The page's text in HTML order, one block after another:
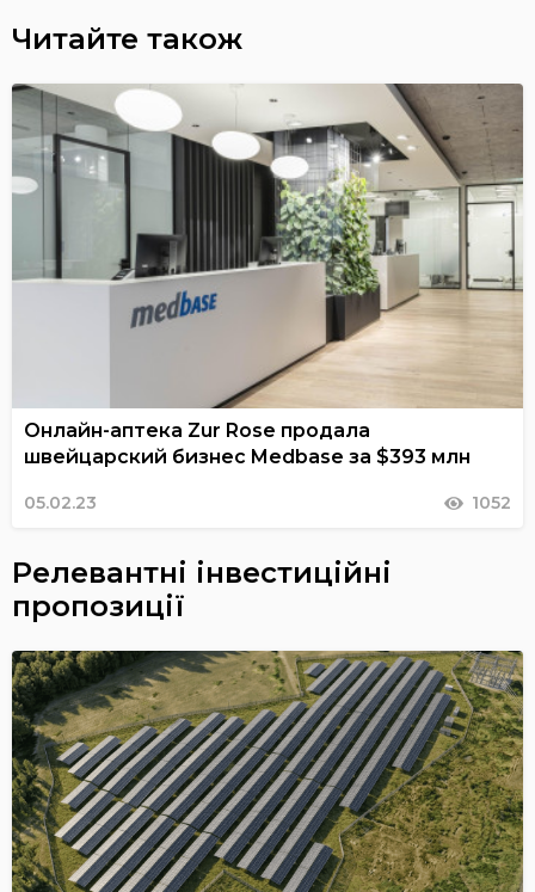
Читайте також
Онлайн-аптека Zur Rose продала
швейцарский бизнес Medbase за $393 млн
05.02.23 1052
Релевантні інвестиційні
пропозиції